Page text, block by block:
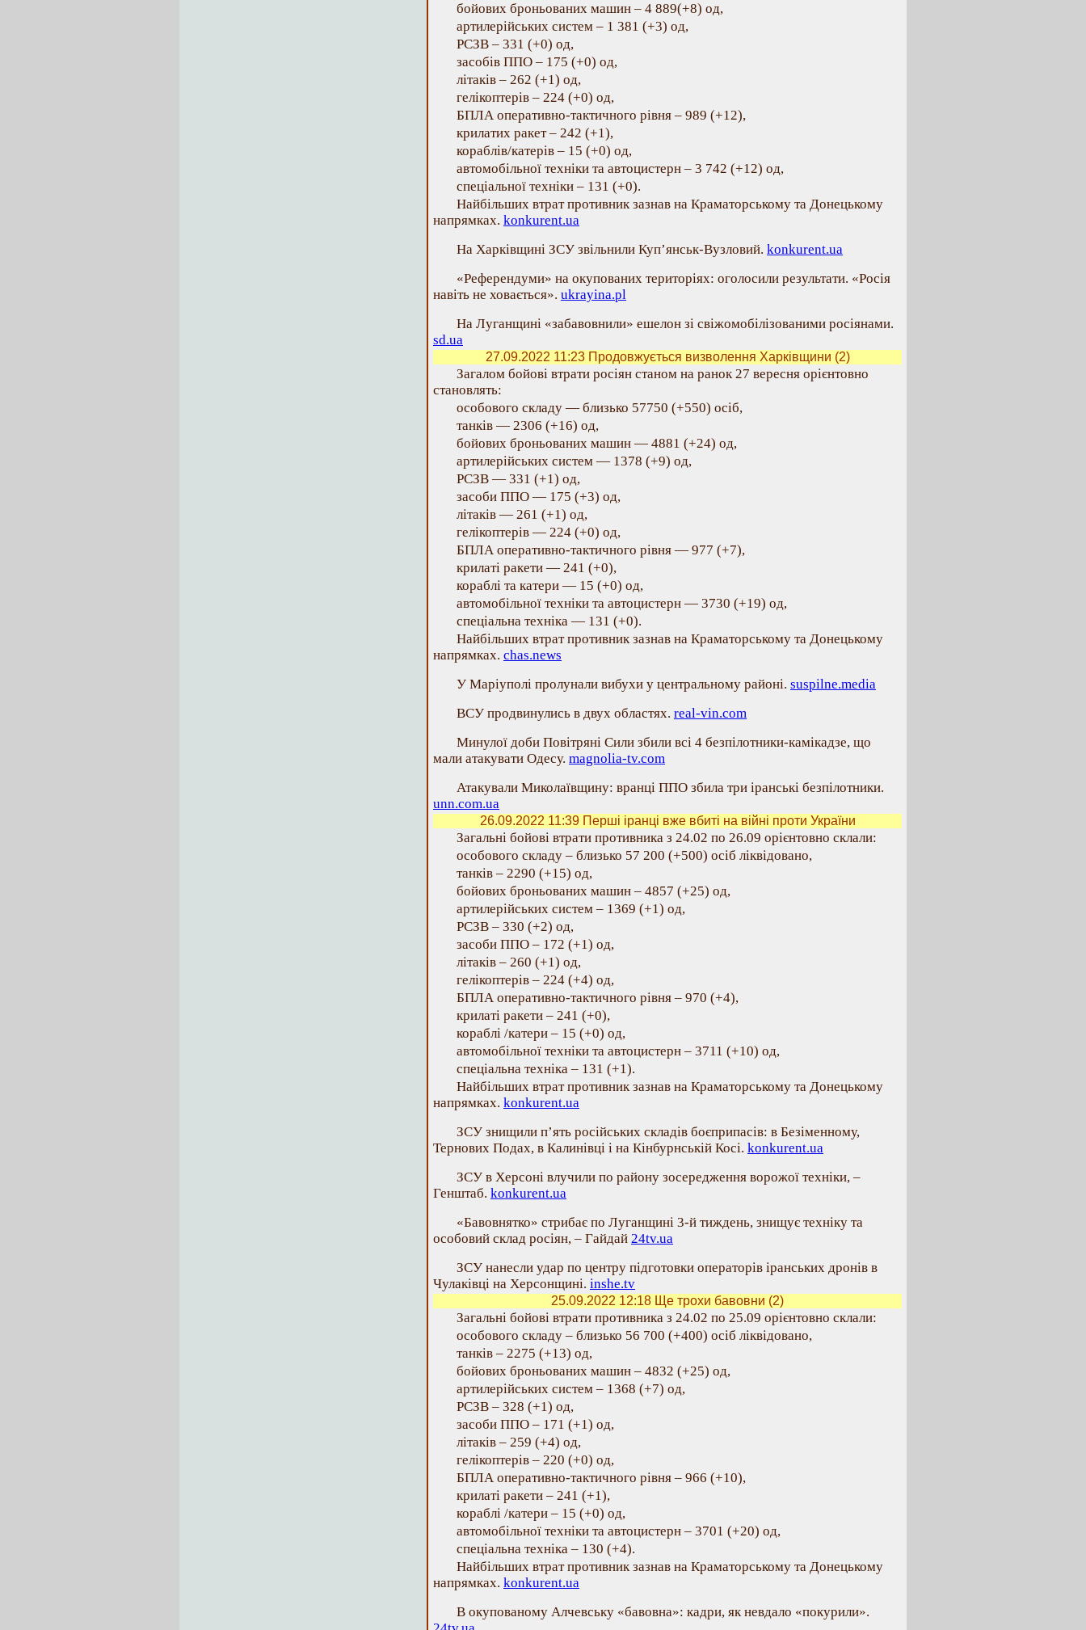
бойових броньованих машин ‒ 4 889(+8) од,
артилерійських систем – 1 381 (+3) од,
РСЗВ – 331 (+0) од,
засобів ППО ‒ 175 (+0) од,
літаків – 262 (+1) од,
гелікоптерів – 224 (+0) од,
БПЛА оперативно-тактичного рівня – 989 (+12),
крилатих ракет ‒ 242 (+1),
кораблів/катерів ‒ 15 (+0) од,
автомобільної техніки та автоцистерн – 3 742 (+12) од,
спеціальної техніки ‒ 131 (+0).
Найбільших втрат противник зазнав на Краматорському та Донецькому
напрямках. konkurent.ua
На Харківщині ЗСУ звільнили Куп’янськ-Вузловий. konkurent.ua
«Референдуми» на окупованих територіях: оголосили результати. «Росія
навіть не ховається». ukrayina.pl
На Луганщині «забавовнили» ешелон зі свіжомобілізованими росіянами.
sd.ua
27.09.2022 11:23Продовжується визволення Харківщини (2)
Загалом бойові втрати росіян станом на ранок 27 вересня орієнтовно
становлять:
особового складу — близько 57750 (+550) осіб,
танків — 2306 (+16) од,
бойових броньованих машин — 4881 (+24) од,
артилерійських систем — 1378 (+9) од,
РСЗВ — 331 (+1) од,
засоби ППО — 175 (+3) од,
літаків — 261 (+1) од,
гелікоптерів — 224 (+0) од,
БПЛА оперативно-тактичного рівня — 977 (+7),
крилаті ракети — 241 (+0),
кораблі та катери — 15 (+0) од,
автомобільної техніки та автоцистерн — 3730 (+19) од,
спеціальна техніка — 131 (+0).
Найбільших втрат противник зазнав на Краматорському та Донецькому
напрямках. chas.news
У Маріуполі пролунали вибухи у центральному районі. suspilne.media
ВСУ продвинулись в двух областях. real-vin.com
Минулої доби Повітряні Сили збили всі 4 безпілотники-камікадзе, що
мали атакувати Одесу. magnolia-tv.com
Атакували Миколаївщину: вранці ППО збила три іранські безпілотники.
unn.com.ua
26.09.2022 11:39Перші іранці вже вбиті на війні проти України
Загальні бойові втрати противника з 24.02 по 26.09 орієнтовно склали:
особового складу ‒ близько 57 200 (+500) осіб ліквідовано,
танків ‒ 2290 (+15) од,
бойових броньованих машин ‒ 4857 (+25) од,
артилерійських систем – 1369 (+1) од,
РСЗВ – 330 (+2) од,
засоби ППО ‒ 172 (+1) од,
літаків – 260 (+1) од,
гелікоптерів – 224 (+4) од,
БПЛА оперативно-тактичного рівня – 970 (+4),
крилаті ракети ‒ 241 (+0),
кораблі /катери ‒ 15 (+0) од,
автомобільної техніки та автоцистерн – 3711 (+10) од,
спеціальна техніка ‒ 131 (+1).
Найбільших втрат противник зазнав на Краматорському та Донецькому
напрямках. konkurent.ua
ЗСУ знищили п’ять російських складів боєприпасів: в Безіменному,
Тернових Подах, в Калинівці і на Кінбурнській Косі. konkurent.ua
ЗСУ в Херсоні влучили по району зосередження ворожої техніки, –
Генштаб. konkurent.ua
«Бавовнятко» стрибає по Луганщині 3-й тиждень, знищує техніку та
особовий склад росіян, – Гайдай 24tv.ua
ЗСУ нанесли удар по центру підготовки операторів іранських дронів в
Чулаківці на Херсонщині. inshe.tv
25.09.2022 12:18 Ще трохи бавовни (2)
Загальні бойові втрати противника з 24.02 по 25.09 орієнтовно склали:
особового складу ‒ близько 56 700 (+400) осіб ліквідовано,
танків ‒ 2275 (+13) од,
бойових броньованих машин ‒ 4832 (+25) од,
артилерійських систем – 1368 (+7) од,
РСЗВ – 328 (+1) од,
засоби ППО ‒ 171 (+1) од,
літаків – 259 (+4) од,
гелікоптерів – 220 (+0) од,
БПЛА оперативно-тактичного рівня – 966 (+10),
крилаті ракети ‒ 241 (+1),
кораблі /катери ‒ 15 (+0) од,
автомобільної техніки та автоцистерн – 3701 (+20) од,
спеціальна техніка ‒ 130 (+4).
Найбільших втрат противник зазнав на Краматорському та Донецькому
напрямках. konkurent.ua
В окупованому Алчевську «бавовна»: кадри, як невдало «покурили».